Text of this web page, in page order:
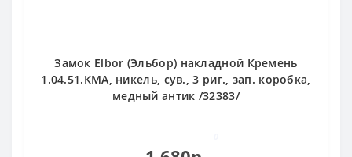
Замок Elbor (Эльбор) накладной Кремень
1.04.51.КМА, никель, сув., 3 риг., зап. коробка,
медный антик /32383/